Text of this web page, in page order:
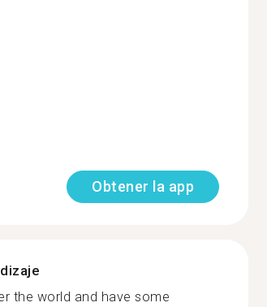
Obtener la app
the world and have some